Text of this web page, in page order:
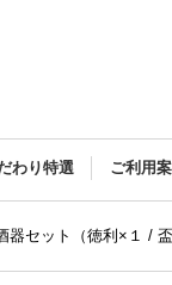
わり特選 ご利用
器セット（徳利×１ / 盃